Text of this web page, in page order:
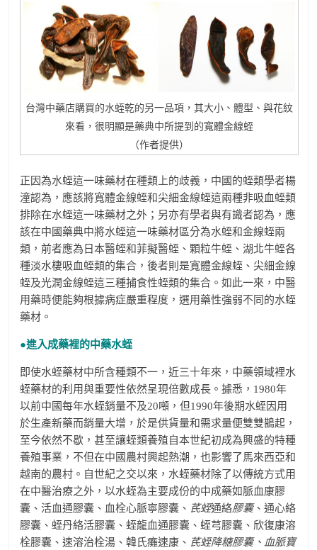
台灣中藥店購買的水蛭乾的另一品項，其大小、體型、與花紋
來看，很明顯是藥典中所提到的寬體金線蛭
（作者提供）
正因為水蛭這一味藥材在種類上的歧義，中國的蛭類學者楊
潼認為，應該將寬體金線蛭和尖細金線蛭這兩種非吸血蛭類
排除在水蛭這一味藥材之外；另亦有學者與有識者認為，應
該在中國藥典中將水蛭這一味藥材區分為水蛭和金線蛭兩
類，前者應為日本醫蛭和菲擬醫蛭、顆粒牛蛭、湖北牛蛭各
種淡水棲吸血蛭類的集合，後者則是寬體金線蛭、尖細金線
蛭及光潤金線蛭這三種捕食性蛭類的集合。如此一來，中醫
用藥時便能夠根據病症嚴重程度，選用藥性強弱不同的水蛭
藥材。
●進入成藥裡的中藥水蛭
即使水蛭藥材中所含種類不一，近三十年來，中藥領域裡水
蛭藥材的利用與重要性依然呈現倍數成長。據悉，1980年
以前中國每年水蛭銷量不及20噸，但1990年後期水蛭因用
於生產新藥而銷量大增，於是供貨量和需求量便雙雙鵲起，
至今依然不歇，甚至讓蛭類養殖自本世紀初成為興盛的特種
養殖事業，不但在中國農村興起熱潮，也影響了馬來西亞和
越南的農村。自世紀之交以來，水蛭藥材除了以傳統方式用
在中醫治療之外，以水蛭為主要成份的中成藥如脈血康膠
囊、活血通膠囊、血栓心脈寧膠囊、 芪蛭通絡膠囊、通心絡
膠囊、蛭丹絡活膠囊、蛭龍血通膠囊、蛭芎膠囊、欣復康溶
栓膠囊、速溶治栓湯、韓氏癱速康、 芪蛭降糖膠囊、血脈寶